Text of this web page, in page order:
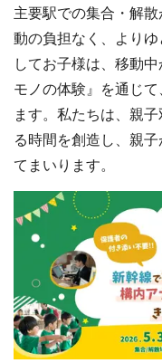
主要駅での集合・解
動の負担なく、より
してお子様は、移動
モノの体験』を通じ
ます。私たちは、親
る時間を創造し、親
てまいります。